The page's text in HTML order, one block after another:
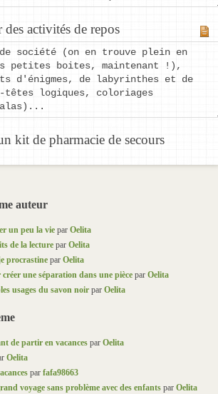
des activités de repos
société (on en trouve plein en
petites boites, maintenant !),
d'énigmes, de labyrinthes et de
têtes logiques, coloriages
kit de pharmacie de secours
auteur
un peu la vie par Oelita
de la lecture par Oelita
procrastine par Oelita
une séparation dans une pièce par Oelita
usages du savon noir par Oelita
de partir en vacances par Oelita
Oelita
par fafa98663
voyage sans problème avec des enfants par Oelita